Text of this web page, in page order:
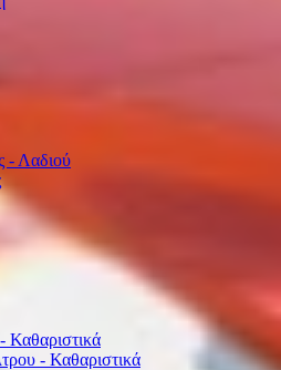
- Λαδιού
Καθαριστικά
- Καθαριστικά